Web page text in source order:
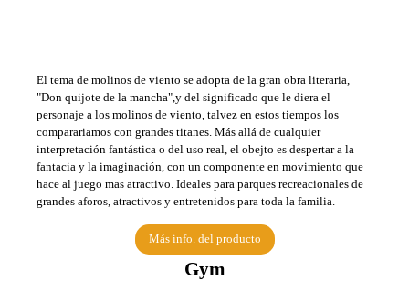
El tema de molinos de viento se adopta de la gran obra literaria,
"Don quijote de la mancha",y del significado que le diera el
personaje a los molinos de viento, talvez en estos tiempos los
comparariamos con grandes titanes. Más allá de cualquier
interpretación fantástica o del uso real, el obejto es despertar a la
fantacia y la imaginación, con un componente en movimiento que
hace al juego mas atractivo. Ideales para parques recreacionales de
grandes aforos, atractivos y entretenidos para toda la familia.
Más info. del producto
Gym